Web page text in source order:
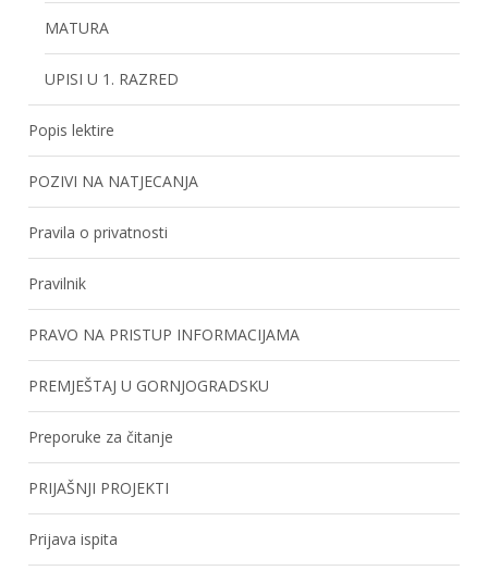
MATURA
UPISI U 1. RAZRED
Popis lektire
POZIVI NA NATJECANJA
Pravila o privatnosti
Pravilnik
PRAVO NA PRISTUP INFORMACIJAMA
PREMJEŠTAJ U GORNJOGRADSKU
Preporuke za čitanje
PRIJAŠNJI PROJEKTI
Prijava ispita